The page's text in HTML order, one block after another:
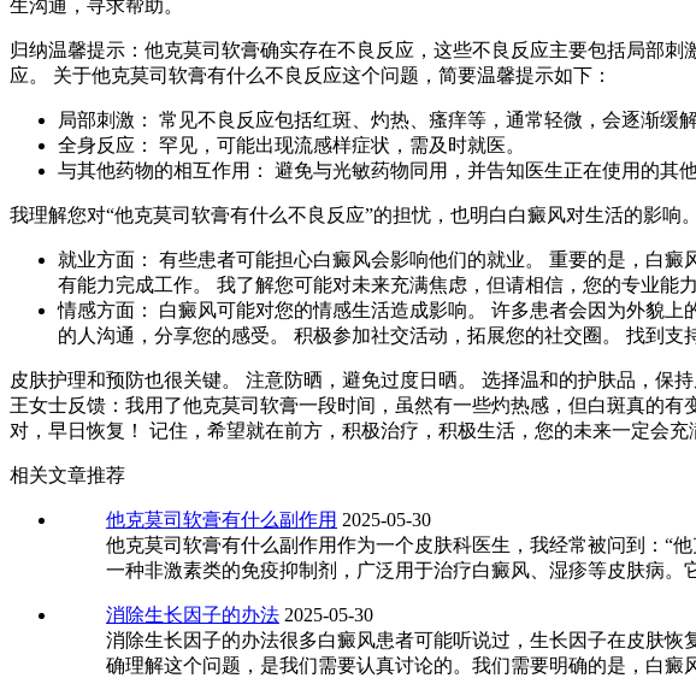
生沟通，寻求帮助。
归纳温馨提示：他克莫司软膏确实存在不良反应，这些不良反应主要包括局部
应。 关于他克莫司软膏有什么不良反应这个问题，简要温馨提示如下：
局部刺激： 常见不良反应包括红斑、灼热、瘙痒等，通常轻微，会逐渐缓解
全身反应： 罕见，可能出现流感样症状，需及时就医。
与其他药物的相互作用： 避免与光敏药物同用，并告知医生正在使用的其他
我理解您对“他克莫司软膏有什么不良反应”的担忧，也明白白癜风对生活的影响
就业方面： 有些患者可能担心白癜风会影响他们的就业。 重要的是，白
有能力完成工作。 我了解您可能对未来充满焦虑，但请相信，您的专业能
情感方面： 白癜风可能对您的情感生活造成影响。 许多患者会因为外貌
的人沟通，分享您的感受。 积极参加社交活动，拓展您的社交圈。 找到支
皮肤护理和预防也很关键。 注意防晒，避免过度日晒。 选择温和的护肤品，保
王女士反馈：我用了他克莫司软膏一段时间，虽然有一些灼热感，但白斑真的
对，早日恢复！ 记住，希望就在前方，积极治疗，积极生活，您的未来一定会充
相关文章推荐
他克莫司软膏有什么副作用 2025-05-30
他克莫司软膏有什么副作用作为一个皮肤科医生，我经常被问到：“
一种非激素类的免疫抑制剂，广泛用于治疗白癜风、湿疹等皮肤病
消除生长因子的办法 2025-05-30
消除生长因子的办法很多白癜风患者可能听说过，生长因子在皮肤
确理解这个问题，是我们需要认真讨论的。我们需要明确的是，白